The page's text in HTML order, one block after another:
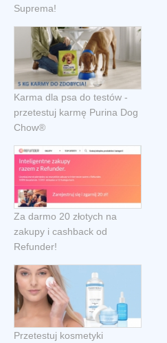
Suprema!
Karma dla psa do testów -
przetestuj karmę Purina Dog
Chow®
Za darmo 20 złotych na
zakupy i cashback od
Refunder!
Przetestuj kosmetyki